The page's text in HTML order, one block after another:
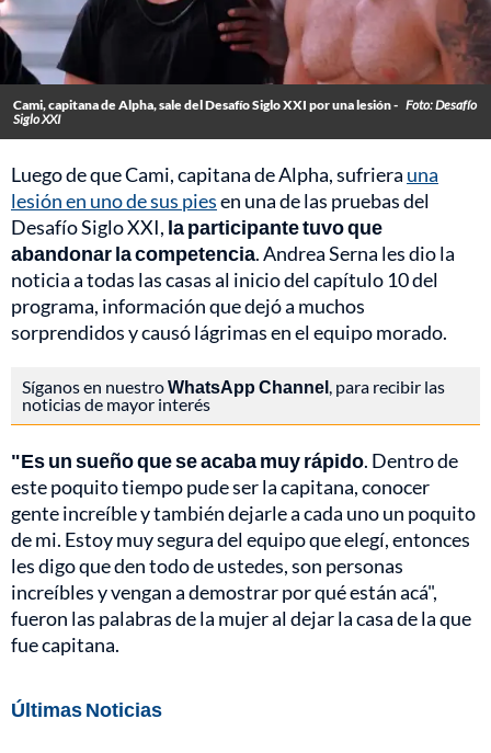
Cami, capitana de Alpha, sale del Desafío Siglo XXI por una lesión - Foto: Desafío
Siglo XXI
Luego de que Cami, capitana de Alpha, sufriera una
lesión en uno de sus piesen una de las pruebas del
Desafío Siglo XXI, la participante tuvo que
abandonar la competencia. Andrea Serna les dio la
noticia a todas las casas al inicio del capítulo 10 del
programa, información que dejó a muchos
sorprendidos y causó lágrimas en el equipo morado.
Síganos en nuestroWhatsApp Channel, para recibir las
noticias de mayor interés
"Es un sueño que se acaba muy rápido. Dentro de
este poquito tiempo pude ser la capitana, conocer
gente increíble y también dejarle a cada uno un poquito
de mi. Estoy muy segura del equipo que elegí, entonces
les digo que den todo de ustedes, son personas
increíbles y vengan a demostrar por qué están acá",
fueron las palabras de la mujer al dejar la casa de la que
fue capitana.
Últimas Noticias